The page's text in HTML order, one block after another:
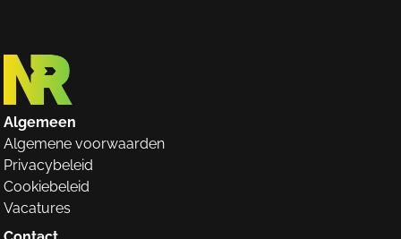
Algemeen
Algemene voorwaarden
Privacybeleid
Cookiebeleid
Vacatures